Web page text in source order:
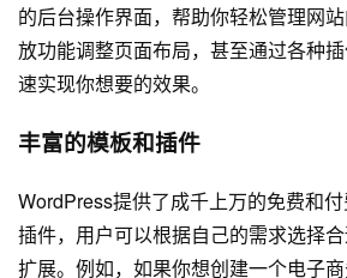
的后台操作界面，帮助你轻松管理网
放功能调整页面布局，甚至通过各种
速实现你想要的效果。
丰富的模板和插件
WordPress提供了成千上万的免费和
插件，用户可以根据自己的需求选择
扩展。例如，如果你想创建一个电子